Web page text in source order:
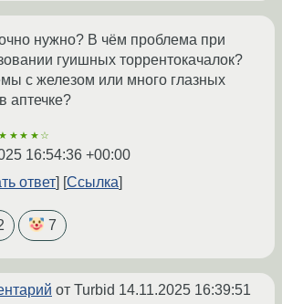
нужно? В чём проблема при
гуишных торрентокачалок?
с железом или много глазных
аптечке?
★★★★☆
16:54:36 +00:00
ответ
Ссылка
7
от Turbid 14.11.2025 16:39:51